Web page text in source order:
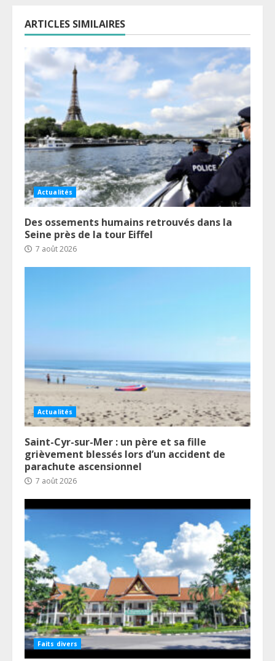
ARTICLES SIMILAIRES
Actualités
Des ossements humains retrouvés dans la
Seine près de la tour Eiffel
7 août 2026
Actualités
Saint-Cyr-sur-Mer : un père et sa fille
grièvement blessés lors d’un accident de
parachute ascensionnel
7 août 2026
Faits divers